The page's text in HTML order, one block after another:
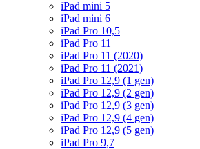
iPad mini 5
iPad mini 6
iPad Pro 10,5
iPad Pro 11
iPad Pro 11 (2020)
iPad Pro 11 (2021)
iPad Pro 12,9 (1 gen)
iPad Pro 12,9 (2 gen)
iPad Pro 12,9 (3 gen)
iPad Pro 12,9 (4 gen)
iPad Pro 12,9 (5 gen)
iPad Pro 9,7